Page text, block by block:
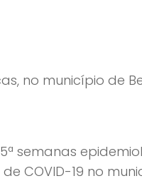
no município de
semanas
COVID-19 no